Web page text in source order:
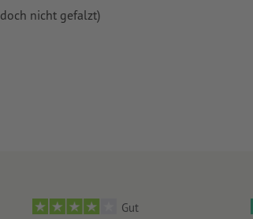
uns nicht geprüft
nicht gefalzt)
Gut